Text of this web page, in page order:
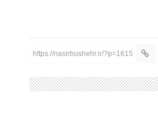
https://nasirbushehr.ir/?p=1615